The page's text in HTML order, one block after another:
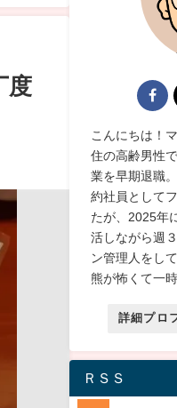
度
こんにちは！
住の高齢男性
業を早期退職
約社員として
たが、2025年
活しながら週
ン管理人をし
熊が怖くて一
詳細プロ
ＲＳＳ